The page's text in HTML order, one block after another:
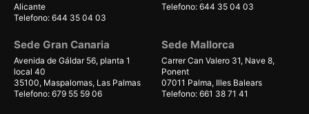
Alicante
Telefono: 644 35 04 03
Telefono: 644 35 04 03
Sede Gran Canaria
Avenida de Gáldar 56, planta 1
local 40
35100, Maspalomas, Las Palmas
Telefono: 679 55 59 06
Sede Mallorca
Carrer Can Valero 31, Nave 8,
Ponent
07011 Palma, Illes Balears
Telefono: 661 38 71 41